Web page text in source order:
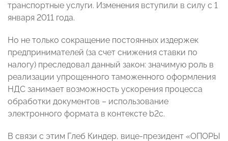
транспортные услуги. Изменения вступили в силу с 1
января 2011 года.
Но не только сокращение постоянных издержек
предпринимателей (за счет снижения ставки по
налогу) преследовал данный закон: значимую роль в
реализации упрощенного таможенного оформления
НДС занимает возможность ускорения процесса
обработки документов – использование
электронного формата в контексте b2c.
В связи с этим Глеб Киндер, вице-президент «ОПОРЫ